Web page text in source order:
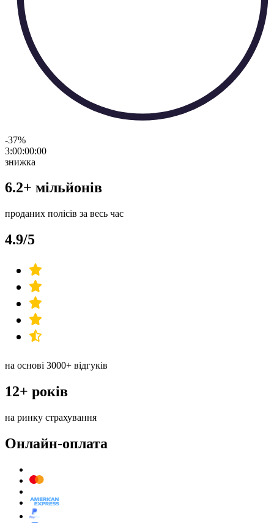
-37%
3:00:00:00
знижка
6.2+ мільйонів
проданих полісів за весь час
4.9/5
на основі 3000+ відгуків
12+ років
на ринку страхування
Онлайн-оплата